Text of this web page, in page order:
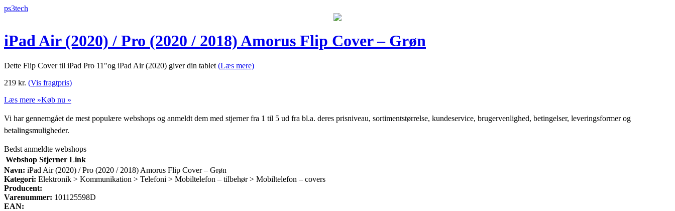
ps3tech
iPad Air (2020) / Pro (2020 / 2018) Amorus Flip Cover – Grøn
Dette Flip Cover til iPad Pro 11"og iPad Air (2020) giver din tablet (Læs mere)
219 kr. (Vis fragtpris)
Læs mere »Køb nu »
Vi har gennemgået de mest populære webshops og anmeldt dem med stjerner fra 1 til 5 ud fra bl.a. deres prisniveau, sortimentstørrelse, kundeservice, brugervenlighed, betingelser, leveringsformer og
betalingsmuligheder.
Bedst anmeldte webshops
Webshop Stjerner Link
Navn: iPad Air (2020) / Pro (2020 / 2018) Amorus Flip Cover – Grøn
Kategori: Elektronik > Kommunikation > Telefoni > Mobiltelefon – tilbehør > Mobiltelefon – covers
Producent:
Varenummer: 101125598D
EAN: